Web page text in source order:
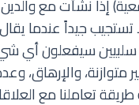
إذا نشأت مع
تستجيب جيداً عندما
سيفعلون أي
والإرهاق،
طريقة تعاملنا مع